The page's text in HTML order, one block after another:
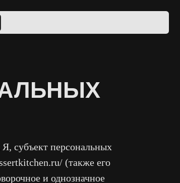
субъект персональных
(также его
и однозначное